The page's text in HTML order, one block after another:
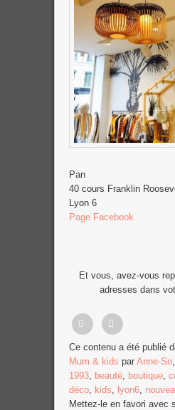
Pan
40 cours Franklin
Lyon 6
Page Facebook
Et vous, avez-vous
adresses dans
Partager
sur
Facebook
Tweet
Ce contenu a été publié
Mum & kids par Anne-So
1993, beauté, boutique,
déco, kids lyon6,
Mettez-le en favori avec